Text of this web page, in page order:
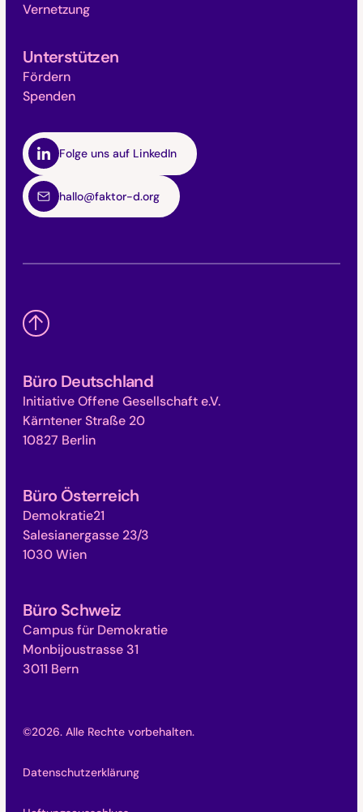
Folge uns auf LinkedIn
hallo@faktor-d.org
Vernetzung
Unterstützen
Fördern
Spenden
Büro Deutschland
Initiative Offene Gesellschaft e.V.
Kärntener Straße 20
10827 Berlin
Büro Österreich
Demokratie21
Salesianergasse 23/3
1030 Wien
Büro Schweiz
Campus für Demokratie
Monbijoustrasse 31
3011 Bern
©2026. Alle Rechte vorbehalten.
Datenschutzerklärung